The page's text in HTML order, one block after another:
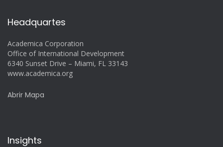
Headquartes
Academica Corporation
Office of International Development
6340 Sunset Drive – Miami, FL 33143
www.academica.org
Abrir Mapa
Insights